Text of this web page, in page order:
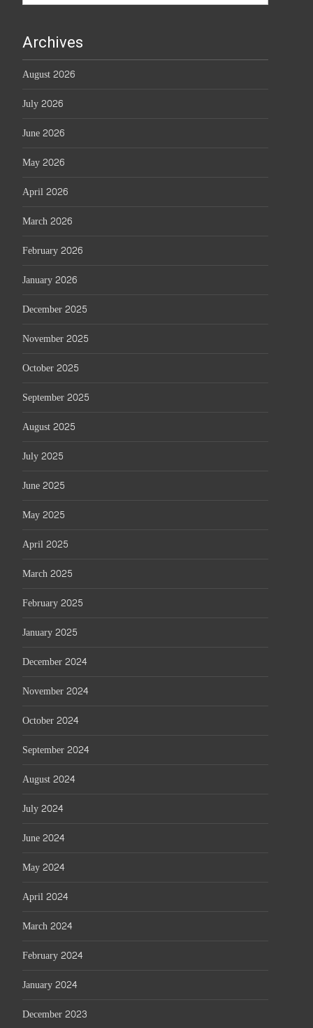
Archives
August 2026
July 2026
June 2026
May 2026
April 2026
March 2026
February 2026
January 2026
December 2025
November 2025
October 2025
September 2025
August 2025
July 2025
June 2025
May 2025
April 2025
March 2025
February 2025
January 2025
December 2024
November 2024
October 2024
September 2024
August 2024
July 2024
June 2024
May 2024
April 2024
March 2024
February 2024
January 2024
December 2023